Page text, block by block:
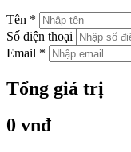
Tên *
Số điện thoại
Email *
Tổng giá trị
0 vnđ